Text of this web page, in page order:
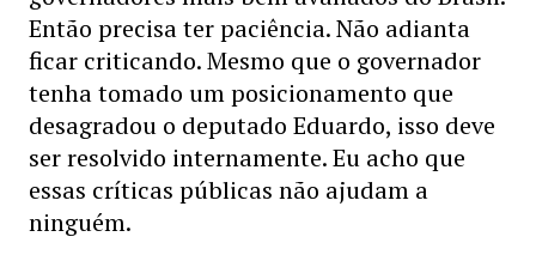
Então precisa ter paciência. Não adianta
ficar criticando. Mesmo que o governador
tenha tomado um posicionamento que
desagradou o deputado Eduardo, isso deve
ser resolvido internamente. Eu acho que
essas críticas públicas não ajudam a
ninguém.